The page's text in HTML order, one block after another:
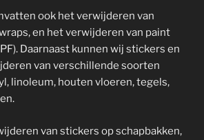
ook het verwijderen van
en het verwijderen van paint
Daarnaast kunnen wij stickers en
van verschillende soorten
linoleum, houten vloeren, tegels,
van stickers op schapbakken,